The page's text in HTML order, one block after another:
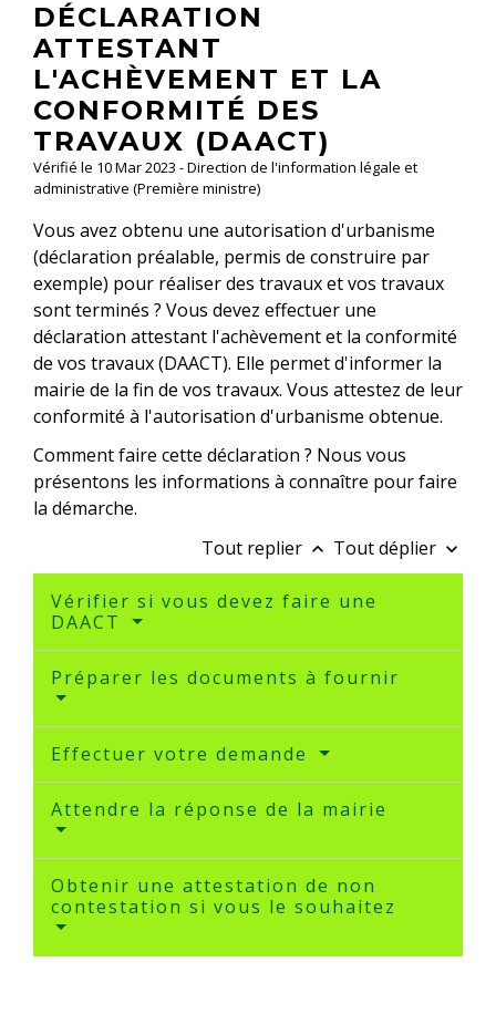
DÉCLARATION
ATTESTANT
L'ACHÈVEMENT ET LA
CONFORMITÉ DES
TRAVAUX (DAACT)
Vérifié le 10 Mar 2023 - Direction de l'information légale et
administrative (Première ministre)
Vous avez obtenu une autorisation d'urbanisme
(déclaration préalable, permis de construire par
exemple) pour réaliser des travaux et vos travaux
sont terminés ? Vous devez effectuer une
déclaration attestant l'achèvement et la conformité
de vos travaux (DAACT). Elle permet d'informer la
mairie de la fin de vos travaux. Vous attestez de leur
conformité à l'autorisation d'urbanisme obtenue.
Comment faire cette déclaration ? Nous vous
présentons les informations à connaître pour faire
la démarche.
Tout replier keyboard_arrow_up Tout déplier keyboard_arrow_down
Vérifier si vous devez faire une
DAACT
Préparer les documents à fournir
Effectuer votre demande
Attendre la réponse de la mairie
Obtenir une attestation de non
contestation si vous le souhaitez